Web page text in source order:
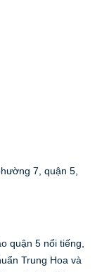
7, quận 5,
quận 5 nổi tiếng,
Trung Hoa và